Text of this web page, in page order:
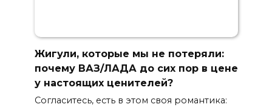
Жигули, которые мы не потеряли:
почему ВАЗ/ЛАДА до сих пор в цене
у настоящих ценителей?
Согласитесь, есть в этом своя романтика: